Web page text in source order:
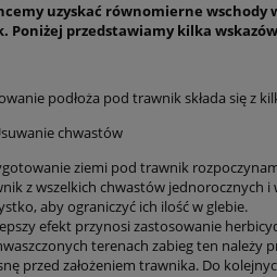
uzyskać równomierne wschody
Poniżej przedstawiamy kilka
podłoża pod trawnik składa się z
chwastów
ziemi pod trawnik
z wszelkich chwastów jednorocznych
aby ograniczyć ich ilość w glebie.
efekt przynosi zastosowanie
terenach zabieg ten należy
przed założeniem trawnika. Do